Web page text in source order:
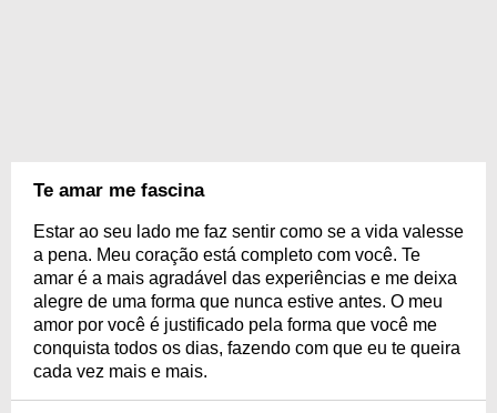
Te amar me fascina
Estar ao seu lado me faz sentir como se a vida valesse
a pena. Meu coração está completo com você. Te
amar é a mais agradável das experiências e me deixa
alegre de uma forma que nunca estive antes. O meu
amor por você é justificado pela forma que você me
conquista todos os dias, fazendo com que eu te queira
cada vez mais e mais.